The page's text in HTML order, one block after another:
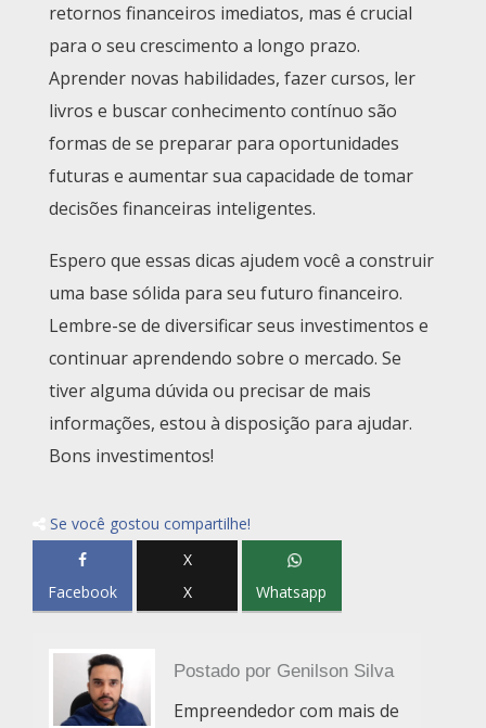
retornos financeiros imediatos, mas é crucial
para o seu crescimento a longo prazo.
Aprender novas habilidades, fazer cursos, ler
livros e buscar conhecimento contínuo são
formas de se preparar para oportunidades
futuras e aumentar sua capacidade de tomar
decisões financeiras inteligentes.
Espero que essas dicas ajudem você a construir
uma base sólida para seu futuro financeiro.
Lembre-se de diversificar seus investimentos e
continuar aprendendo sobre o mercado. Se
tiver alguma dúvida ou precisar de mais
informações, estou à disposição para ajudar.
Bons investimentos!
Se você gostou compartilhe!
Facebook
X
X
Whatsapp
Postado por Genilson Silva
Empreendedor com mais de